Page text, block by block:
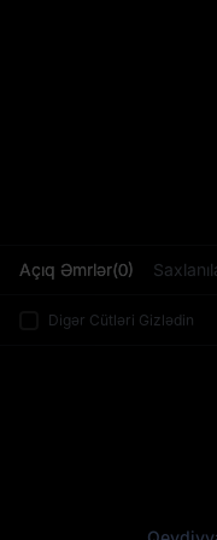
Açıq Əmrlər(0)
Digər Cütləri Gizlədin